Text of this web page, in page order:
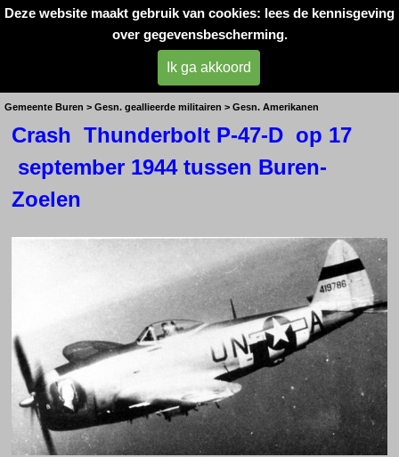
Deze website maakt gebruik van cookies: lees de kennisgeving
over gegevensbescherming.
Ik ga akkoord
Oorlogsslachtoffers
West- Betuwe
Gemeente Buren > Gesn. geallieerde militairen > Gesn. Amerikanen
Crash Thunderbolt P-47-D op 17
september 1944 tussen Buren-
Zoelen